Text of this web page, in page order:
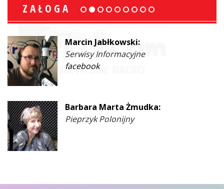
ZAŁOGA
Marcin Jabłkowski:
Serwisy Informacyjne
facebook
Barbara Marta Żmudka:
Pieprzyk Polonijny